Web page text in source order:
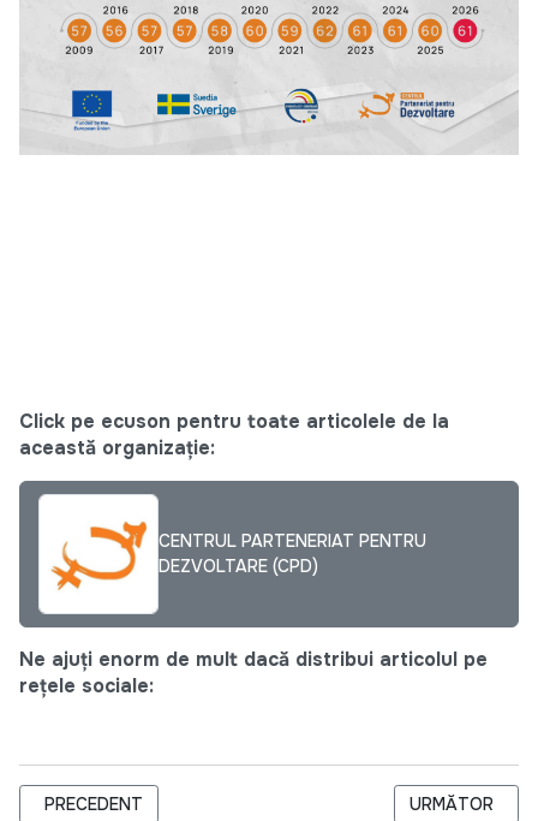
Click pe ecuson pentru toate articolele de la
această organizație:
CENTRUL PARTENERIAT PENTRU
DEZVOLTARE (CPD)
Ne ajuți enorm de mult dacă distribui articolul pe
rețele sociale:
ARTICOL PRECEDENT: PARCUL DIN CĂLĂRAȘI ESTE
PRECEDENT ARTICOLUL
URMĂTOR